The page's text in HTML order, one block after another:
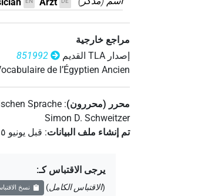
مراجع خارجية
إصدار‏ ‏TLA‏ القديم
851992
de l’Égyptien Ancien
محرر (محررون):
Sprache
Simon D. Schweitzer
تم إنشاء ملف البيانات: قبل يونيو ۲۰۱٥ (۱۹۹۲–۲۰۱٥)
يرجى الاقتباس كـ:
(الاقتباس الكامل) نسخ